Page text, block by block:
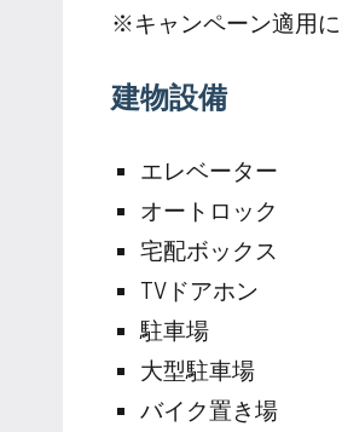
※キャンペーン適用に
建物設備
エレベーター
オートロック
宅配ボックス
TVドアホン
駐車場
大型駐車場
バイク置き場